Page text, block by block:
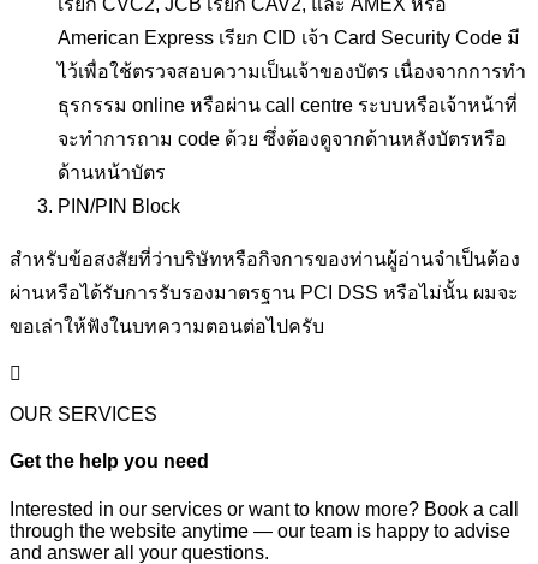
เรียก CVC2, JCB เรียก CAV2, และ AMEX หรือ
American Express เรียก CID เจ้า Card Security Code มี
ไว้เพื่อใช้ตรวจสอบความเป็นเจ้าของบัตร เนื่องจากการทำ
ธุรกรรม online หรือผ่าน call centre ระบบหรือเจ้าหน้าที่
จะทำการถาม code ด้วย ซึ่งต้องดูจากด้านหลังบัตรหรือ
ด้านหน้าบัตร
PIN/PIN Block
สำหรับข้อสงสัยที่ว่าบริษัทหรือกิจการของท่านผู้อ่านจำเป็นต้อง
ผ่านหรือได้รับการรับรองมาตรฐาน PCI DSS หรือไม่นั้น ผมจะ
ขอเล่าให้ฟังในบทความตอนต่อไปครับ
OUR SERVICES
Get the help you need
Interested in our services or want to know more? Book a call
through the website anytime — our team is happy to advise
and answer all your questions.